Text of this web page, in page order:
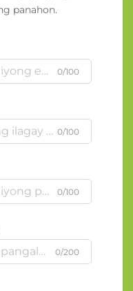
panahon.
0/100
0/100
0/100
0/200